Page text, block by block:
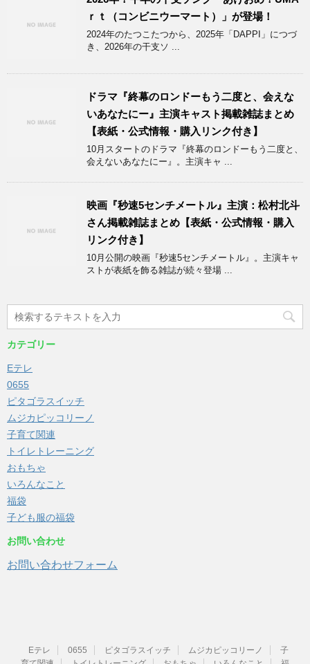
ｒｔ（コンビニウーマート）」が登場！
2024年のたつこたつから、2025年「DAPPI」につづ
き、2026年の干支ソ ...
ドラマ『終幕のロンドーもう二度と、会えな
いあなたにー』主演キャスト掲載雑誌まとめ
【表紙・公式情報・購入リンク付き】
10月スタートのドラマ『終幕のロンドーもう二度と、
会えないあなたにー』。主演キャ ...
映画『秒速5センチメートル』主演：松村北斗
さん掲載雑誌まとめ【表紙・公式情報・購入
リンク付き】
10月公開の映画『秒速5センチメートル』。主演キャ
ストが表紙を飾る雑誌が続々登場 ...
カテゴリー
Eテレ
0655
ピタゴラスイッチ
ムジカピッコリーノ
子育て関連
トイレトレーニング
おもちゃ
いろんなこと
福袋
子ども服の福袋
お問い合わせ
お問い合わせフォーム
Eテレ 0655 ピタゴラスイッチ ムジカピッコリーノ
子